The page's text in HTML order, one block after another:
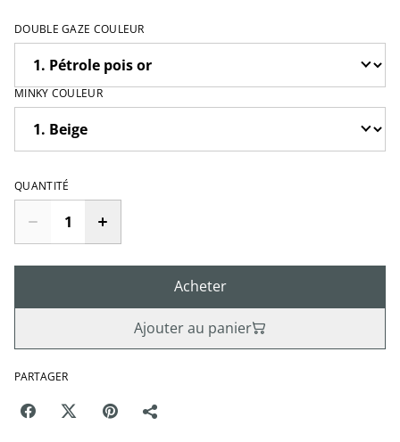
DOUBLE GAZE COULEUR
MINKY COULEUR
QUANTITÉ
Acheter
Ajouter au panier
PARTAGER